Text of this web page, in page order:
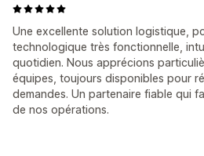
Une excellente solution logistique,
technologique très fonctionnelle,
quotidien. Nous apprécions
équipes, toujours disponibles pour
demandes. Un partenaire fiable qui
de nos opérations.